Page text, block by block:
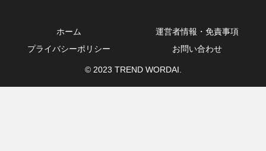
ホーム
運営者情報・免責事項
プライバシーポリシー
お問い合わせ
© 2023 TREND WORDAI.